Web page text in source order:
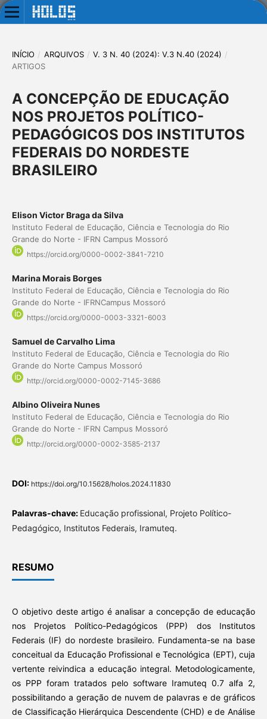
INÍCIO / ARQUIVOS / V. 3 N. 40 (2024): V.3 N.40 (2024) /
ARTIGOS
A CONCEPÇÃO DE EDUCAÇÃO
NOS PROJETOS POLÍTICO-
PEDAGÓGICOS DOS INSTITUTOS
FEDERAIS DO NORDESTE
BRASILEIRO
Elison Victor Braga da Silva
Instituto Federal de Educação, Ciência e Tecnologia do Rio
Grande do Norte - IFRN Campus Mossoró
https://orcid.org/0000-0002-3841-7210
Marina Morais Borges
Instituto Federal de Educação, Ciência e Tecnologia do Rio
Grande do Norte - IFRNCampus Mossoró
https://orcid.org/0000-0003-3321-6003
Samuel de Carvalho Lima
Instituto Federal de Educação, Ciência e Tecnologia do Rio
Grande do Norte Campus Mossoró
http://orcid.org/0000-0002-7145-3686
Albino Oliveira Nunes
Instituto Federal de Educação, Ciência e Tecnologia do Rio
Grande do Norte - IFRN Campus Mossoró
http://orcid.org/0000-0002-3585-2137
DOI: https://doi.org/10.15628/holos.2024.11830
Palavras-chave: Educação profissional, Projeto Político-
Pedagógico, Institutos Federais, Iramuteq.
RESUMO
O objetivo deste artigo é analisar a concepção de educação
nos Projetos Político-Pedagógicos (PPP) dos Institutos
Federais (IF) do nordeste brasileiro. Fundamenta-se na base
conceitual da Educação Profissional e Tecnológica (EPT), cuja
vertente reivindica a educação integral. Metodologicamente,
os PPP foram tratados pelo software Iramuteq 0.7 alfa 2,
possibilitando a geração de nuvem de palavras e de gráficos
de Classificação Hierárquica Descendente (CHD) e de Análise